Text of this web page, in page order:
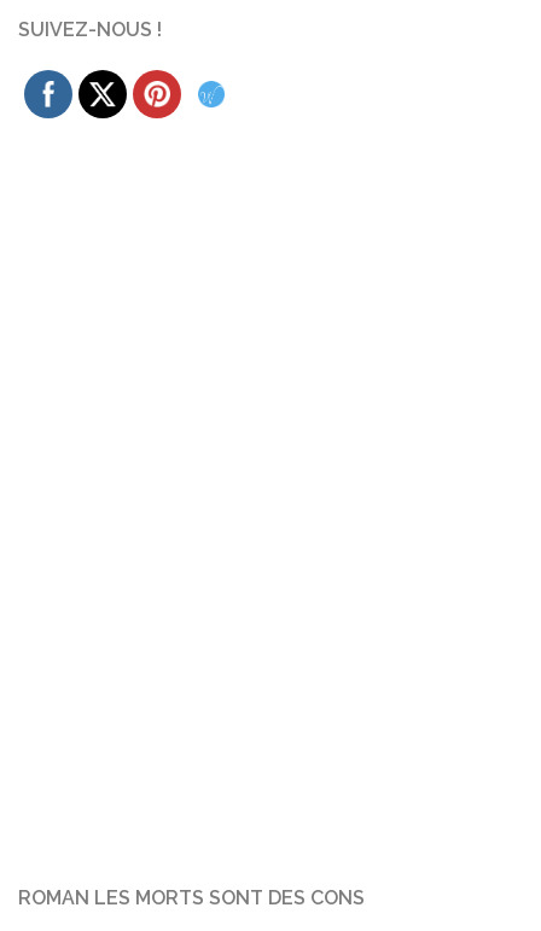
SUIVEZ-NOUS !
ROMAN LES MORTS SONT DES CONS